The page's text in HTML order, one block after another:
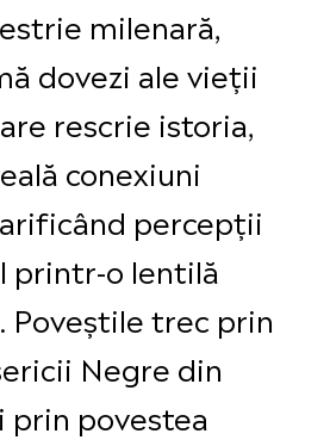
milenară,
dovezi ale vieții
rescrie istoria,
conexiuni
percepții
printr-o lentilă
Poveștile trec prin
Negre din
prin povestea